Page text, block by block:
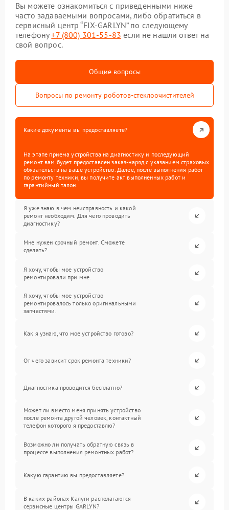
Вы можете ознакомиться с приведенными ниже
часто задаваемыми вопросами, либо обратиться в
сервисный центр “FIX-GARLYN” по следующему
телефону+7 (800) 301-55-83 если не нашли ответ на
свой вопрос.
Общие вопросы
Вопросы по ремонту роботов-стеклоочистителей
Какие документы вы предоставляете?
На этапе приема устройства на диагностику и последующий
ремонт вам будет предоставлен заказ-наряд с указанием страховых
обязательств на ваше устройство. Далее, после выполнения работ
по ремонту техники, вы получите акт выполненных работ и
гарантийный талон.
Я уже знаю в чем неисправность и какой
ремонт необходим. Для чего проводить
диагностику?
Мне нужен срочный ремонт. Сможете
сделать?
Я хочу, чтобы мое устройство
ремонтировали при мне.
Я хочу, чтобы мое устройство
ремонтировалось только оригинальными
запчастями.
Как я узнаю, что мое устройство готово?
От чего зависит срок ремонта техники?
Диагностика проводится бесплатно?
Может ли вместо меня принять устройство
после ремонта другой человек, контактный
телефон которого я предоставлю?
Возможно ли получать обратную связь в
процессе выполнения ремонтных работ?
Какую гарантию вы предоставляете?
В каких районах Калуги располагаются
сервисные центры GARLYN?